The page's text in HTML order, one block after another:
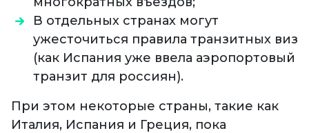
В отдельных странах могут
ужесточиться правила транзитных виз
(как Испания уже ввела аэропортовый
транзит для россиян).
При этом некоторые страны, такие как
Италия, Испания и Греция, пока